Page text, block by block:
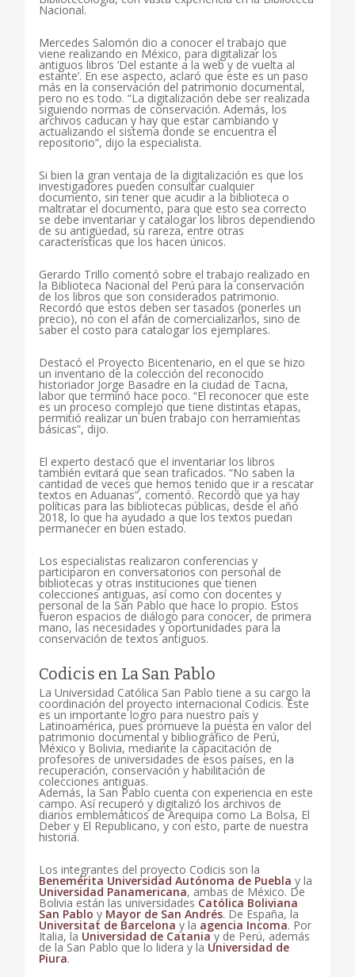
Nacional.
Mercedes Salomón dio a conocer el trabajo que
viene realizando en México, para digitalizar los
antiguos libros ‘Del estante a la web y de vuelta al
estante’. En ese aspecto, aclaró que este es un paso
más en la conservación del patrimonio documental,
pero no es todo. “La digitalización debe ser realizada
siguiendo normas de conservación. Además, los
archivos caducan y hay que estar cambiando y
actualizando el sistema donde se encuentra el
repositorio”, dijo la especialista.
Si bien la gran ventaja de la digitalización es que los
investigadores pueden consultar cualquier
documento, sin tener que acudir a la biblioteca o
maltratar el documento, para que esto sea correcto
se debe inventariar y catalogar los libros dependiendo
de su antigüedad, su rareza, entre otras
características que los hacen únicos.
Gerardo Trillo comentó sobre el trabajo realizado en
la Biblioteca Nacional del Perú para la conservación
de los libros que son considerados patrimonio.
Recordó que estos deben ser tasados (ponerles un
precio), no con el afán de comercializarlos, sino de
saber el costo para catalogar los ejemplares.
Destacó el Proyecto Bicentenario, en el que se hizo
un inventario de la colección del reconocido
historiador Jorge Basadre en la ciudad de Tacna,
labor que terminó hace poco. “El reconocer que este
es un proceso complejo que tiene distintas etapas,
permitió realizar un buen trabajo con herramientas
básicas”, dijo.
El experto destacó que el inventariar los libros
también evitará que sean traficados. “No saben la
cantidad de veces que hemos tenido que ir a rescatar
textos en Aduanas”, comentó. Recordó que ya hay
políticas para las bibliotecas públicas, desde el año
2018, lo que ha ayudado a que los textos puedan
permanecer en buen estado.
Los especialistas realizaron conferencias y
participaron en conversatorios con personal de
bibliotecas y otras instituciones que tienen
colecciones antiguas, así como con docentes y
personal de la San Pablo que hace lo propio. Estos
fueron espacios de diálogo para conocer, de primera
mano, las necesidades y oportunidades para la
conservación de textos antiguos.
Codicis en La San Pablo
La Universidad Católica San Pablo tiene a su cargo la
coordinación del proyecto internacional Codicis. Este
es un importante logro para nuestro país y
Latinoamérica, pues promueve la puesta en valor del
patrimonio documental y bibliográfico de Perú,
México y Bolivia, mediante la capacitación de
profesores de universidades de esos países, en la
recuperación, conservación y habilitación de
colecciones antiguas.
Además, la San Pablo cuenta con experiencia en este
campo. Así recuperó y digitalizó los archivos de
diarios emblemáticos de Arequipa como La Bolsa, El
Deber y El Republicano, y con esto, parte de nuestra
historia.
Los integrantes del proyecto Codicis son la
Benemérita Universidad Autónoma de Puebla y la
Universidad Panamericana, ambas de México. De
Bolivia están las universidades Católica Boliviana
San Pablo y Mayor de San Andrés. De España, la
Universitat de Barcelona y la agencia Incoma. Por
Italia, la Universidad de Cataniay de Perú, además
de la San Pablo que lo lidera y la Universidad de
Piura.